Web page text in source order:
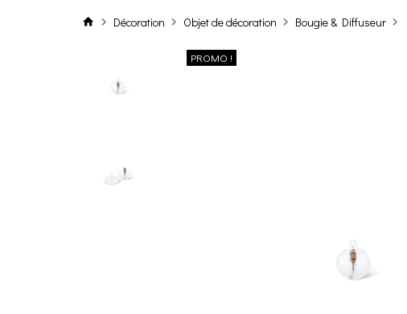
Décoration Objet de décoration Bougie & Diffuseur
PROMO !